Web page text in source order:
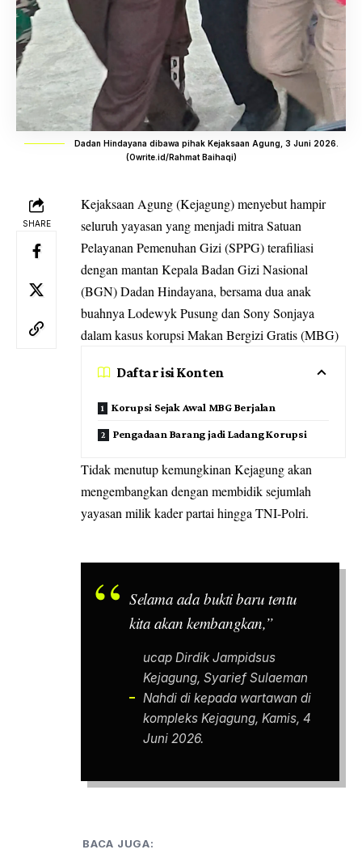
Dadan Hindayana dibawa pihak Kejaksaan Agung, 3 Juni 2026.
(Owrite.id/Rahmat Baihaqi)
SHARE
Kejaksaan Agung (Kejagung) menyebut hampir
seluruh yayasan yang menjadi mitra Satuan
Pelayanan Pemenuhan Gizi (SPPG) terafiliasi
dengan mantan Kepala Badan Gizi Nasional
(BGN)Dadan Hindayana, bersama dua anak
buahnya Lodewyk Pusung dan Sony Sonjaya
dalam kasus korupsi Makan Bergizi Gratis (MBG)
Daftar isi Konten
Korupsi Sejak Awal MBG Berjalan
Pengadaan Barang jadi Ladang Korupsi
Tidak menutup kemungkinan Kejagung akan
mengembangkan dengan membidik sejumlah
yayasan milik kader partai hingga TNI-Polri.
Selama ada bukti baru tentu
kita akan kembangkan,”
ucap Dirdik Jampidsus
Kejagung, Syarief Sulaeman
Nahdi di kepada wartawan di
kompleks Kejagung, Kamis, 4
Juni 2026.
BACA JUGA: